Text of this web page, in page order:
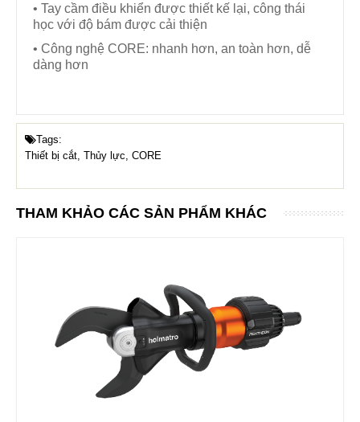
• Tay cầm điều khiển được thiết kế lại, công thái
học với độ bám được cải thiện
• Công nghệ CORE: nhanh hơn, an toàn hơn, dễ
dàng hơn
Tags:
Thiết bị cắt, Thủy lực, CORE
THAM KHẢO CÁC SẢN PHẨM KHÁC